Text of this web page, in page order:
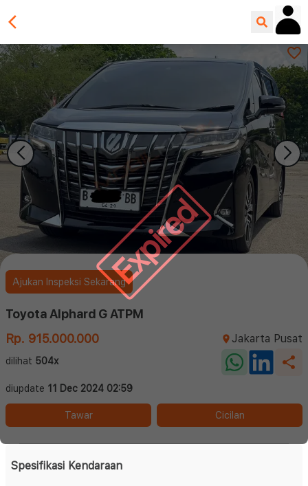
Expired
Ajukan Inspeksi Sekarang
Toyota Alphard G ATPM
Rp. 915.000.000
Jakarta Pusat
dilihat 504x
diupdate 11 Dec 2024 02:59
Tawar Cicilan
Spesifikasi Kendaraan